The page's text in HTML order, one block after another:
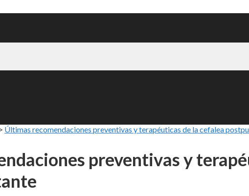
> Últimas recomendaciones preventivas y terapéuticas de la cefalea
preventivas y